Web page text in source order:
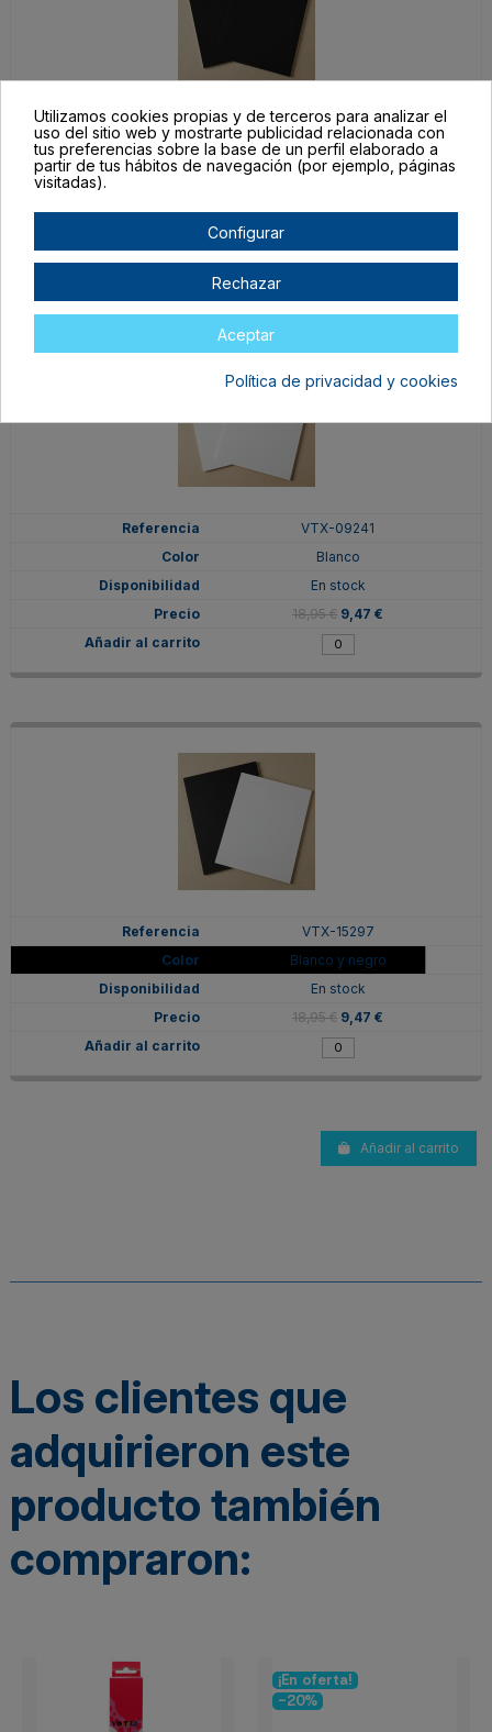
VTX-15280
Negro
18,95 € 9,47 €
VTX-09241
Blanco
En stock
18,95 € 9,47 €
VTX-15297
Blanco y negro
En stock
18,95 € 9,47 €
Añadir al carrito
Los clientes que
adquirieron este
producto también
compraron:
¡En oferta!
-20%
Utilizamos cookies propias y de terceros para analizar el
uso del sitio web y mostrarte publicidad relacionada con
tus preferencias sobre la base de un perfil elaborado a
partir de tus hábitos de navegación (por ejemplo, páginas
visitadas).
Configurar
Rechazar
Aceptar
Política de privacidad y cookies